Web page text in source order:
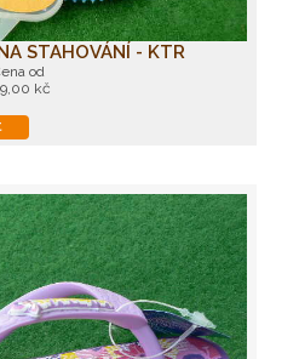
STAHOVÁNÍ - KTR
od
kč